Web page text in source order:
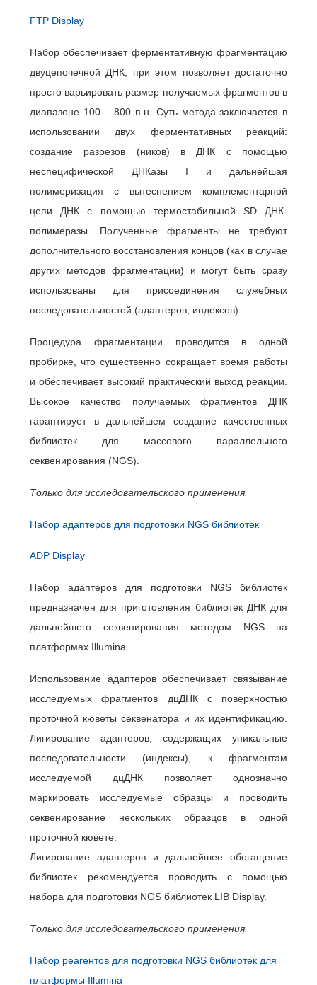
FTP Display
Набор обеспечивает ферментативную фрагментацию
двуцепочечной ДНК, при этом позволяет достаточно
просто варьировать размер получаемых фрагментов в
диапазоне 100 – 800 п.н. Суть метода заключается в
использовании двух ферментативных реакций:
создание разрезов (ников) в ДНК с помощью
неспецифической ДНКазы I и дальнейшая
полимеризация с вытеснением комплементарной
цепи ДНК с помощью термостабильной SD ДНК-
полимеразы. Полученные фрагменты не требуют
дополнительного восстановления концов (как в случае
других методов фрагментации) и могут быть сразу
использованы для присоединения служебных
последовательностей (адаптеров, индексов).
Процедура фрагментации проводится в одной
пробирке, что существенно сокращает время работы
и обеспечивает высокий практический выход реакции.
Высокое качество получаемых фрагментов ДНК
гарантирует в дальнейшем создание качественных
библиотек для массового параллельного
секвенирования (NGS).
Только для исследовательского применения.
Набор адаптеров для подготовки NGS библиотек
ADP Display
Набор адаптеров для подготовки NGS библиотек
предназначен для приготовления библиотек ДНК для
дальнейшего секвенирования методом NGS на
платформах Illumina.
Использование адаптеров обеспечивает связывание
исследуемых фрагментов дцДНК с поверхностью
проточной кюветы секвенатора и их идентификацию.
Лигирование адаптеров, содержащих уникальные
последовательности (индексы), к фрагментам
исследуемой дцДНК позволяет однозначно
маркировать исследуемые образцы и проводить
секвенирование нескольких образцов в одной
проточной кювете.
Лигирование адаптеров и дальнейшее обогащение
библиотек рекомендуется проводить с помощью
набора для подготовки NGS библиотек LIB Display.
Только для исследовательского применения.
Набор реагентов для подготовки NGS библиотек для
платформы Illumina